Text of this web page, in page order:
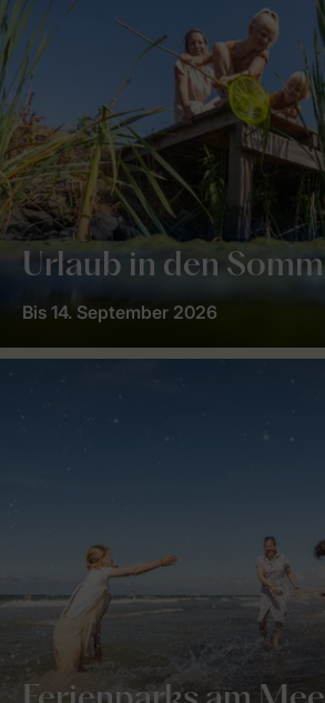
Urlaub in den
Bis 14. September 2026